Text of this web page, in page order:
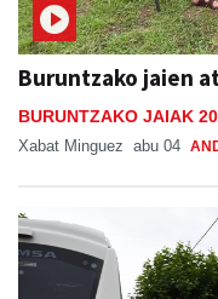
Buruntzako jaien
BURUNTZAKO JAIAK
Xabat Minguez abu 04